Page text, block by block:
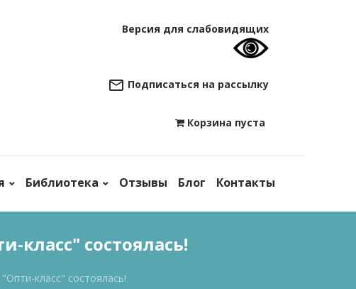
Версия для слабовидящих
Подписаться на рассылку
Корзина пуста
Библиотека Отзывы Блог Контакты
класс" состоялась!
класс" состоялась!